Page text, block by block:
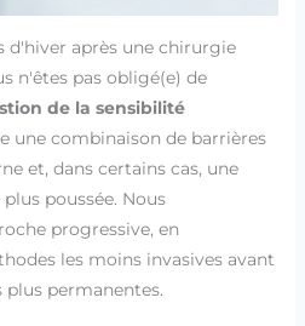
d'hiver après une chirurgie
n'êtes pas obligé(e) de
de la sensibilité
une combinaison de barrières
et, dans certains cas, une
poussée. Nous
progressive, en
les moins invasives avant
permanentes.